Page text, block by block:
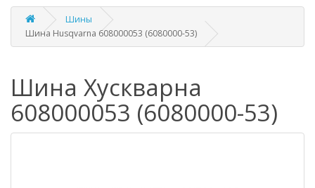
Шины
Шина Husqvarna 608000053 (6080000-53)
Шина Хускварна
608000053 (6080000-53)